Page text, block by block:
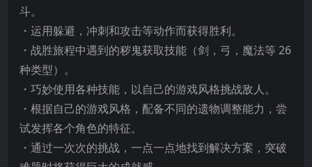
斗。
・运用躲避，冲刺和攻击等动作而获得胜利。
・战胜旅程中遇到的秽鬼获取技能（剑，弓，魔法等 26
种类型）。
・巧妙使用各种技能，以自己的游戏风格挑战敌人。
・根据自己的游戏风格，配备不同的遗物调整能力，尝
试发挥各个角色的特征。
・通过一次次的挑战，一点一点地找到解决方案，突破